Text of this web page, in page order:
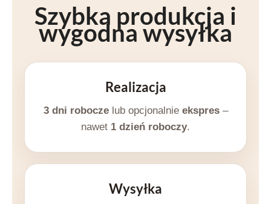
Szybka produkcja i
wygodna wysyłka
Realizacja
3 dni roboczelub opcjonalnie ekspres–
nawet 1 dzień roboczy.
Wysyłka